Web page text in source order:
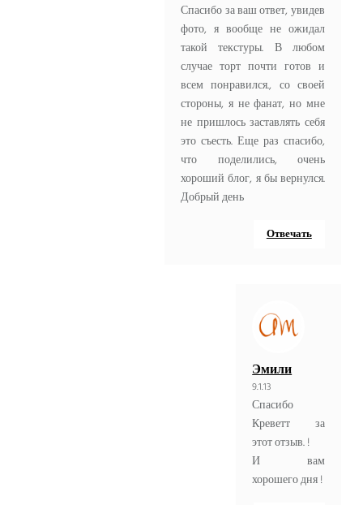
Спасибо за ваш ответ, увидев
фото, я вообще не ожидал
такой текстуры. В любом
случае торт почти готов и
всем понравился., со своей
стороны, я не фанат, но мне
не пришлось заставлять себя
это съесть. Еще раз спасибо,
что поделились, очень
хороший блог, я бы вернулся.
Добрый день
Отвечать
Эмили
9.1.13
Спасибо
Креветт за
этот отзыв. !
И вам
хорошего дня !